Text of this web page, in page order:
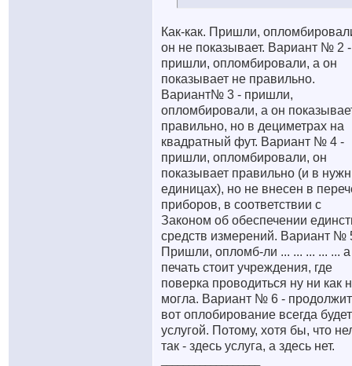
Как-как. Пришли,
он не показывает. Вариант № 2 -
пришли, опломбировали, а он
показывает не правильно.
Вариант№ 3 - пришли,
опломбировали, а он
правильно, но в дециметрах на
квадратный фут. Вариант № 4 -
пришли, опломбировали, он
показывает правильно (и в
единицах), но не внесен в
приборов, в соответствии с
Законом об обеспечении
средств измерений. Вариант №
Пришли, опломб-ли ... ... ... ... ... а
печать стоит учреждения, где
поверка проводиться ну ни как
могла. Вариант № 6 -
вот оплобирование всегда будет
услугой. Потому, хотя бы, что
так - здесь услуга, а здесь нет.